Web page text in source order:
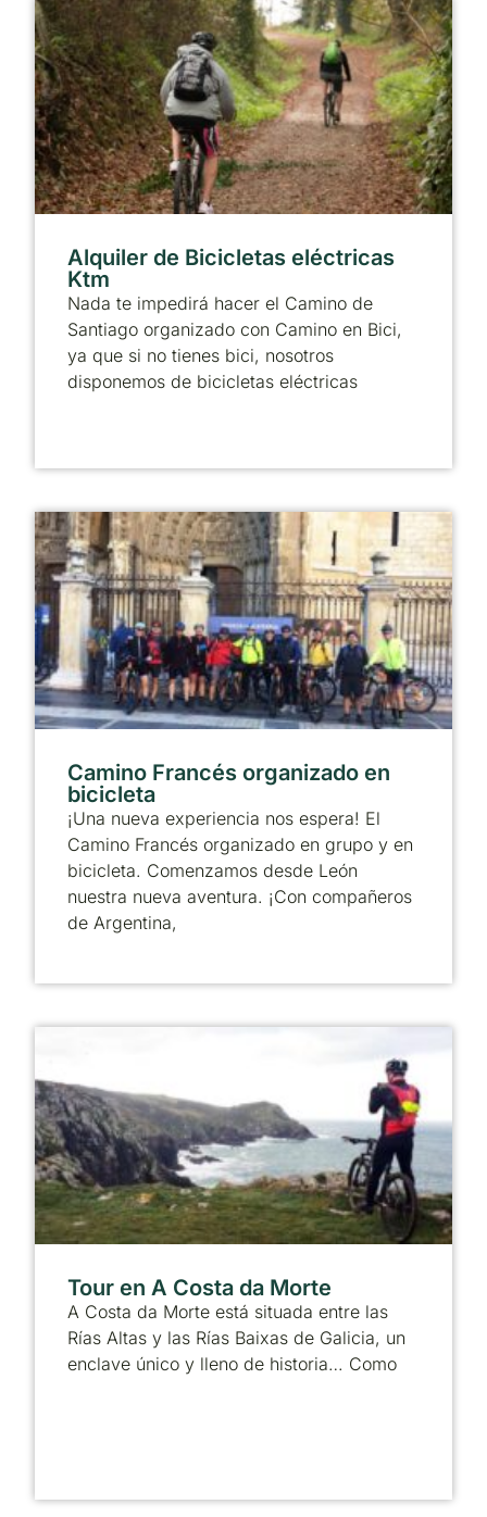
Alquiler de Bicicletas eléctricas
Ktm
Nada te impedirá hacer el Camino de
Santiago organizado con Camino en Bici,
ya que si no tienes bici, nosotros
disponemos de bicicletas eléctricas
Camino Francés organizado en
bicicleta
¡Una nueva experiencia nos espera! El
Camino Francés organizado en grupo y en
bicicleta. Comenzamos desde León
nuestra nueva aventura. ¡Con compañeros
de Argentina,
Tour en A Costa da Morte
A Costa da Morte está situada entre las
Rías Altas y las Rías Baixas de Galicia, un
enclave único y lleno de historia… Como